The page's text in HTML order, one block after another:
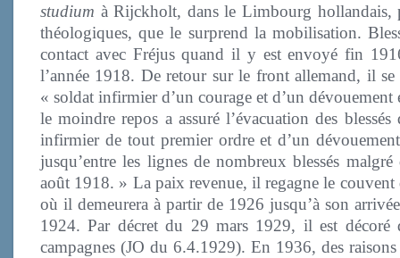
studium à Rijckholt, dans le Limbourg hollandais,
théologiques, que le surprend la mobilisation.
contact avec Fréjus quand il y est envoyé fin
l’année 1918. De retour sur le front allemand, il
« soldat infirmier d’un courage et d’un
le moindre repos a assuré l’évacuation des
infirmier de tout premier ordre et d’un
jusqu’entre les lignes de nombreux blessés
août 1918. » La paix revenue, il regagne le
où il demeurera à partir de 1926 jusqu’à son
1924. Par décret du 29 mars 1929, il est
campagnes (JO du 6.4.1929). En 1936, des